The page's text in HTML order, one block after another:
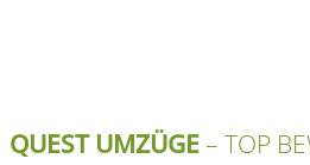
QUEST UMZÜGE– TOP